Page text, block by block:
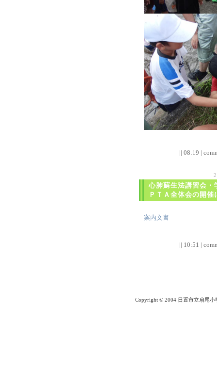
|| 08:19 |
心肺蘇生法講習会・
ＰＴＡ全体会の開催
案内文書
|| 10:51 |
Copyright © 2004 日置市立扇尾